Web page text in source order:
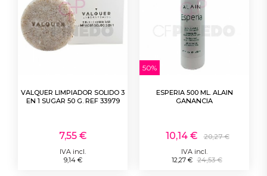
VALQUER LIMPIADOR SOLIDO 3
EN 1 SUGAR 50 G. REF 33979
7,55 €
IVA incl.
9,14 €
50%
ESPERIA 500 ML. ALAIN
GANANCIA
10,14 €
20,27 €
IVA incl.
12,27 € 24,53 €